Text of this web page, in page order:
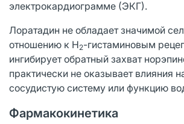
электрокардиограмме (ЭКГ).
Лоратадин не обладает значимой
отношению к H2-гистаминовым
ингибирует обратный захват
практически не оказывает влияния
сосудистую систему или функцию
Фармакокинетика